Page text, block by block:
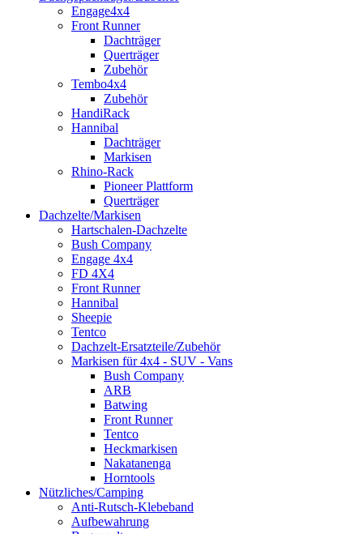
Engage4x4
Front Runner
Dachträger
Querträger
Zubehör
Tembo4x4
Zubehör
HandiRack
Hannibal
Dachträger
Markisen
Rhino-Rack
Pioneer Plattform
Querträger
Dachzelte/Markisen
Hartschalen-Dachzelte
Bush Company
Engage 4x4
FD 4X4
Front Runner
Hannibal
Sheepie
Tentco
Dachzelt-Ersatzteile/Zubehör
Markisen für 4x4 - SUV - Vans
Bush Company
ARB
Batwing
Front Runner
Tentco
Heckmarkisen
Nakatanenga
Horntools
Nützliches/Camping
Anti-Rutsch-Klebeband
Aufbewahrung